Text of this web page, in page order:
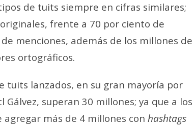
de tuits siempre en cifras similares;
frente a 70 por ciento de
menciones, además de los millones de
ortográficos.
tuits lanzados, en su gran mayoría por
Gálvez, superan 30 millones; ya que a los
más de 4 millones con hashtags